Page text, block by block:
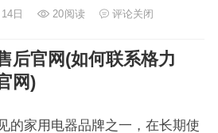
日 20阅读 评论关闭
后官网(如何联系格力
网)
的家用电器品牌之一，在长期使